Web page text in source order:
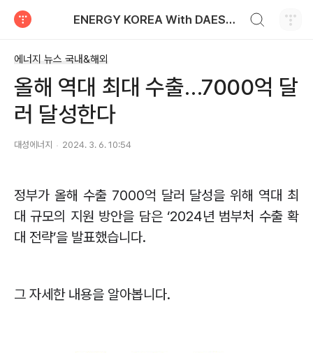
ENERGY KOREA With DAESUNG ENERGY
에너지 뉴스 국내&해외
올해 역대 최대 수출…7000억 달
러 달성한다
대성에너지 2024. 3. 6. 10:54
정부가 올해 수출 7000억 달러 달성을 위해 역대 최
대 규모의 지원 방안을 담은 ‘2024년 범부처 수출 확
대 전략’을 발표했습니다.
그 자세한 내용을 알아봅니다.